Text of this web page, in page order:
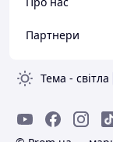
Партнери
Тема - світла